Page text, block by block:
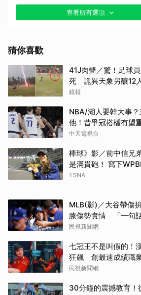
其他（歡迎貼文分享）
查看所有選項
猜你喜歡
41J肉聲／驚！足球
死 詭異天象另釀12
鏡報
NBA/湖人要幹大事
他！昔爭冠搭檔有望
中天電視台
棒球》影／前中信兄
是滿貫砲！ 寫下
TSNA
MLB(影)／大谷帶傷
膝傷勢實情 「一句
民視新聞網
七冠王不是叫假的！
狂飆 創最速成績職
民視新聞網
30分鐘的震撼教育